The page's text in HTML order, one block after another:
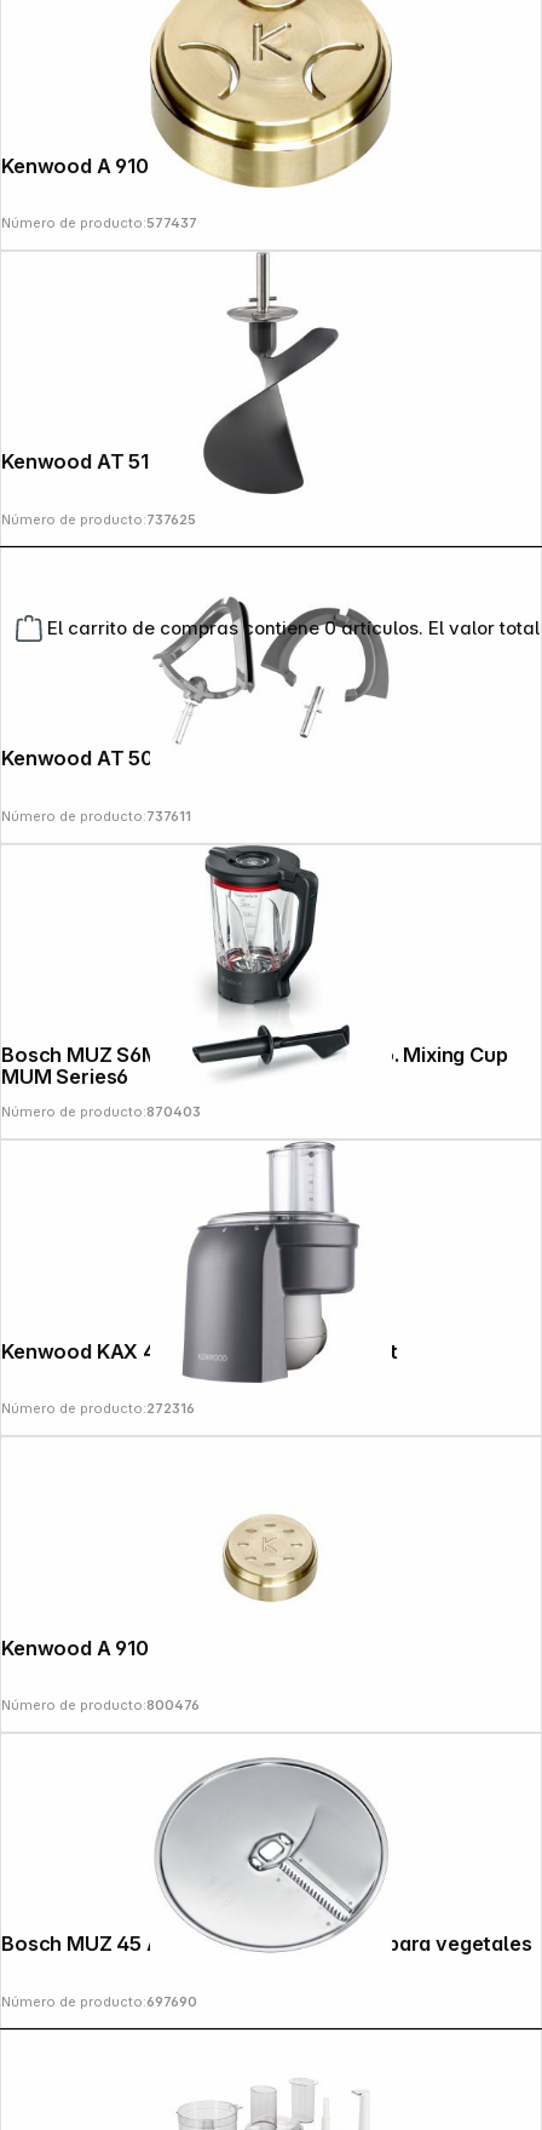
El carrito de compras contiene 0 artículos. El valor
Kenwood A 910012 Orecchiette
Número de producto:577437
Kenwood AT 511
Número de producto:737625
Kenwood AT 501
Número de producto:737611
Bosch MUZ S6MX ThermoSafe Food Pro. Mixing Cup
MUM Series6
Número de producto:870403
Kenwood KAX 400 PL Dicer Attachement
Número de producto:272316
Número de producto:800476
Bosch MUZ 45 AG 1 Asia disco cortador para vegetales
Número de producto:697690
Copyright © 2000 - 2026 DIFOX. All rights reserved.